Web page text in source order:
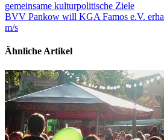
gemeinsame kulturpolitische Ziele
BVV Pankow will KGA Famos e.V.
m/s
Ähnliche Artikel